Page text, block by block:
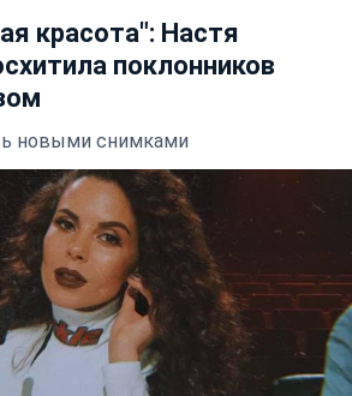
красота": Настя
поклонников
новыми снимками